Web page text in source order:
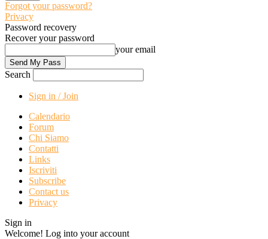
Forgot your password?
Privacy
Password recovery
Recover your password
your email
Search
Sign in / Join
Calendario
Forum
Chi Siamo
Contatti
Links
Iscriviti
Subscribe
Contact us
Privacy
Sign in
Welcome! Log into your account